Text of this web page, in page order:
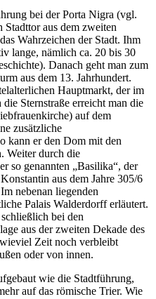
bei der Porta Nigra (vgl.
aus dem zweiten
Wahrzeichen der Stadt. Ihm
lange, nämlich ca. 20 bis 30
Danach geht man zum
aus dem 13. Jahrhundert.
Hauptmarkt, der im
Sternstraße erreicht man die
auf dem
zusätzliche
kann er den Dom mit den
Weiter durch die
so genannten „Basilika“, der
aus dem Jahre 305/6
nebenan liegenden
Palais Walderdorff erläutert.
bei den
aus der zweiten Dekade des
Zeit noch verbleibt
oder von innen.
wie die Stadtführung,
auf das römische Trier. Wie